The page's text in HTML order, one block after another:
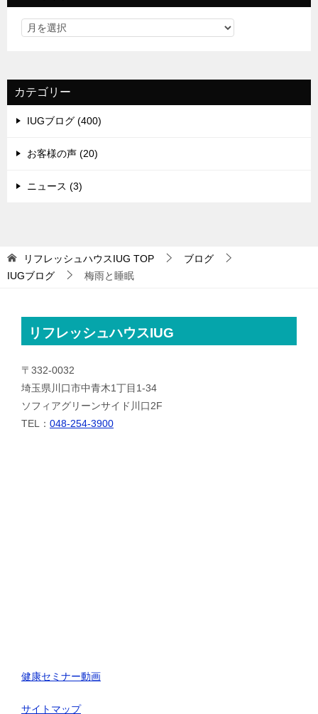
カテゴリー
IUGブログ (400)
お客様の声 (20)
ニュース (3)
リフレッシュハウスIUG TOP
ブログ
IUGブログ
梅雨と睡眠
リフレッシュハウスIUG
〒332-0032
埼玉県川口市中青木1丁目1-34
ソフィアグリーンサイド川口2F
TEL： 048-254-3900
健康セミナー動画
サイトマップ